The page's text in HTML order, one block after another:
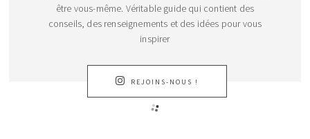
être vous-même. Véritable guide qui contient des
conseils, des renseignements et des idées pour vous
inspirer
REJOINS-NOUS !